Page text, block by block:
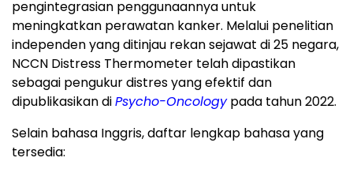
pengintegrasian penggunaannya untuk
meningkatkan perawatan kanker. Melalui penelitian
independen yang ditinjau rekan sejawat di 25 negara,
NCCN Distress Thermometer telah dipastikan
sebagai pengukur distres yang efektif dan
dipublikasikan diPsycho-Oncologypada tahun 2022.
Selain bahasa Inggris, daftar lengkap bahasa yang
tersedia: